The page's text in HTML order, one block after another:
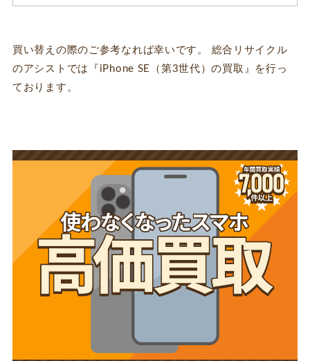
買い替えの際のご参考なれば幸いです。 総合リサイクル
のアシストでは『iPhone SE（第3世代）の買取』を行っ
ております。